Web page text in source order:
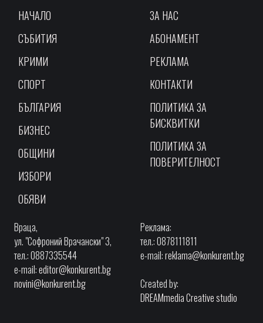
НАЧАЛО
СЪБИТИЯ
КРИМИ
СПОРТ
БЪЛГАРИЯ
БИЗНЕС
ОБЩИНИ
ИЗБОРИ
ОБЯВИ
ЗА НАС
АБОНАМЕНТ
РЕКЛАМА
КОНТАКТИ
ПОЛИТИКА ЗА
БИСКВИТКИ
ПОЛИТИКА ЗА
ПОВЕРИТЕЛНОСТ
Враца,
ул. "Софроний Врачански" 3,
тел.: 0887335544
e-mail:editor@konkurent.bg
novini@konkurent.bg
Реклама:
тел.: 0878111811
e-mail:reklama@konkurent.bg
Created by:
DREAMmedia Creative studio